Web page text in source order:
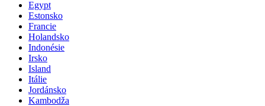
Egypt
Estonsko
Francie
Holandsko
Indonésie
Irsko
Island
Itálie
Jordánsko
Kambodža